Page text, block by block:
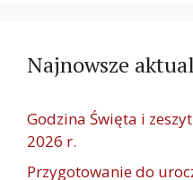
Najnowsze
Godzina Święta i
2026 r.
Przygotowanie do